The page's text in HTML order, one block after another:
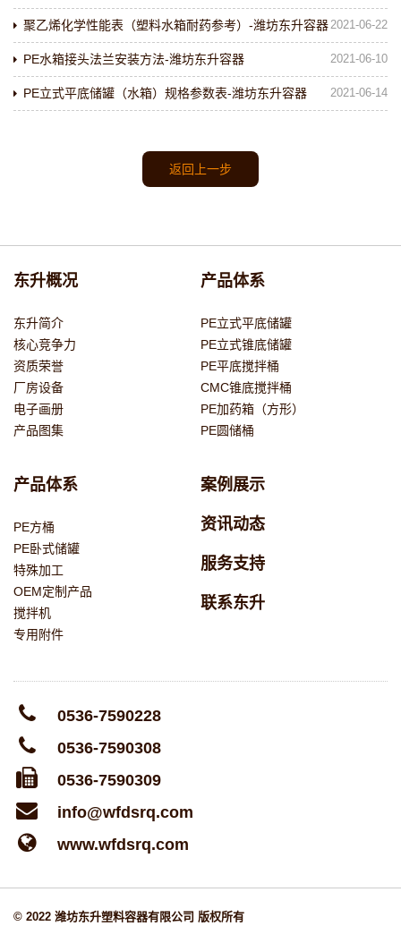
2021-06-22
聚乙烯化学性能表（塑料水箱耐药参考）-潍坊东升容器
2021-06-10
PE水箱接头法兰安装方法-潍坊东升容器
2021-06-14
PE立式平底储罐（水箱）规格参数表-潍坊东升容器
返回上一步
东升概况
东升简介
核心竞争力
资质荣誉
厂房设备
电子画册
产品图集
产品体系
PE立式平底储罐
PE立式锥底储罐
PE平底搅拌桶
CMC锥底搅拌桶
PE加药箱（方形）
PE圆储桶
产品体系
PE方桶
PE卧式储罐
特殊加工
OEM定制产品
搅拌机
专用附件
案例展示
资讯动态
服务支持
联系东升
0536-7590228
0536-7590308
0536-7590309
info@wfdsrq.com
www.wfdsrq.com
© 2022 潍坊东升塑料容器有限公司 版权所有